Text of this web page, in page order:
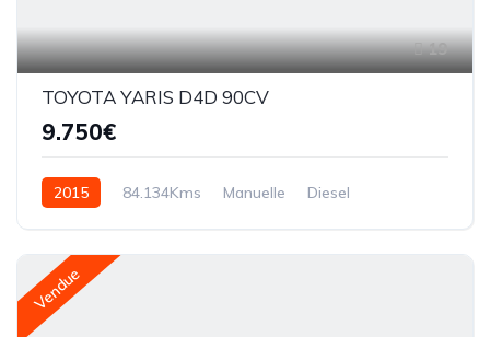
19
TOYOTA YARIS D4D 90CV
9.750€
2015 84.134Kms Manuelle Diesel
Vendue